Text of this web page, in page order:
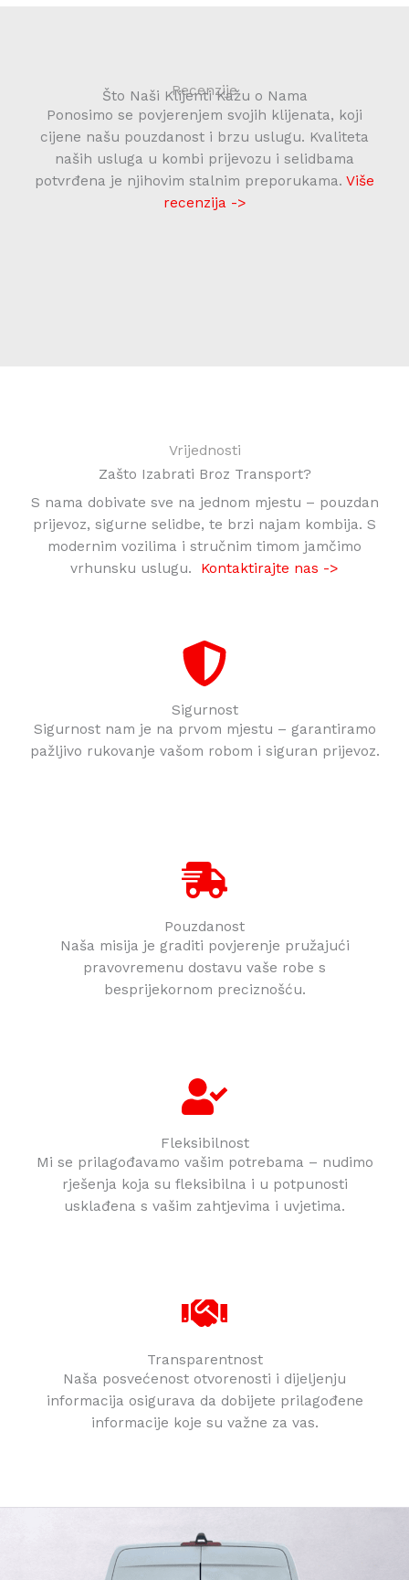
Recenzije
Što Naši Klijenti Kažu o Nama
Ponosimo se povjerenjem svojih klijenata, koji
cijene našu pouzdanost i brzu uslugu. Kvaliteta
naših usluga u kombi prijevozu i selidbama
potvrđena je njihovim stalnim preporukama. Više
recenzija ->
Vrijednosti
Zašto Izabrati Broz Transport?
S nama dobivate sve na jednom mjestu – pouzdan
prijevoz, sigurne selidbe, te brzi najam kombija. S
modernim vozilima i stručnim timom jamčimo
vrhunsku uslugu. Kontaktirajte nas ->
Sigurnost
Sigurnost nam je na prvom mjestu – garantiramo
pažljivo rukovanje vašom robom i siguran prijevoz.
Pouzdanost
Naša misija je graditi povjerenje pružajući
pravovremenu dostavu vaše robe s
besprijekornom preciznošću.
Fleksibilnost
Mi se prilagođavamo vašim potrebama – nudimo
rješenja koja su fleksibilna i u potpunosti
usklađena s vašim zahtjevima i uvjetima.
Transparentnost
Naša posvećenost otvorenosti i dijeljenju
informacija osigurava da dobijete prilagođene
informacije koje su važne za vas.